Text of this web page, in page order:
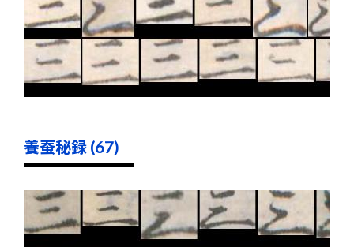
養蚕秘録 (67)